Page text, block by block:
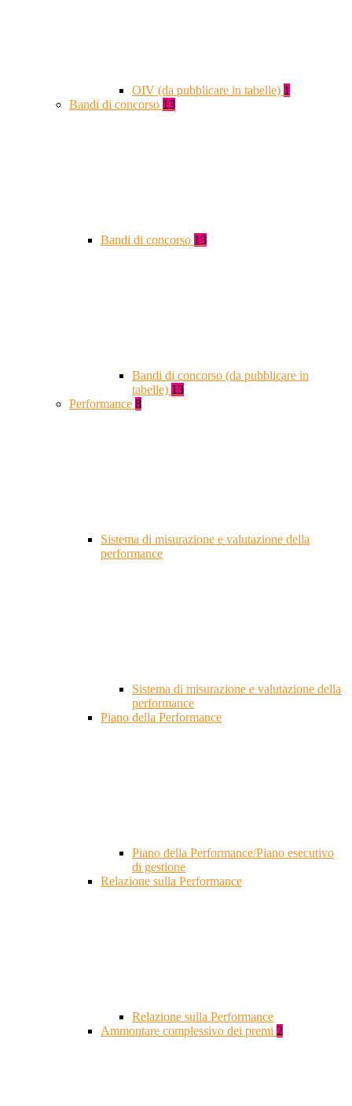
OIV (da pubblicare in tabelle) 1
Bandi di concorso 13
Bandi di concorso 13
Bandi di concorso (da pubblicare in
tabelle) 13
Performance 8
Sistema di misurazione e valutazione della
performance
Sistema di misurazione e valutazione della
performance
Piano della Performance
Piano della Performance/Piano esecutivo
di gestione
Relazione sulla Performance
Relazione sulla Performance
Ammontare complessivo dei premi 2